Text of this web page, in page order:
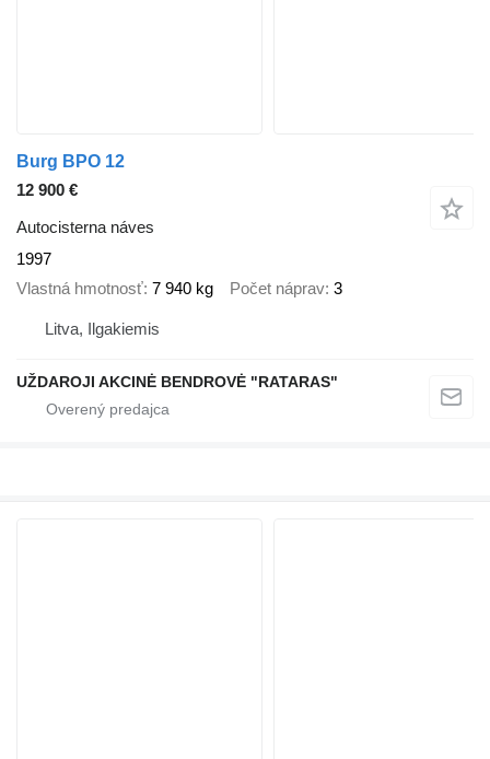
Burg BPO 12
12 900 €
Autocisterna náves
1997
Vlastná hmotnosť 7 940 kg Počet náprav 3
Litva, Ilgakiemis
UŽDAROJI AKCINĖ BENDROVĖ "RATARAS"